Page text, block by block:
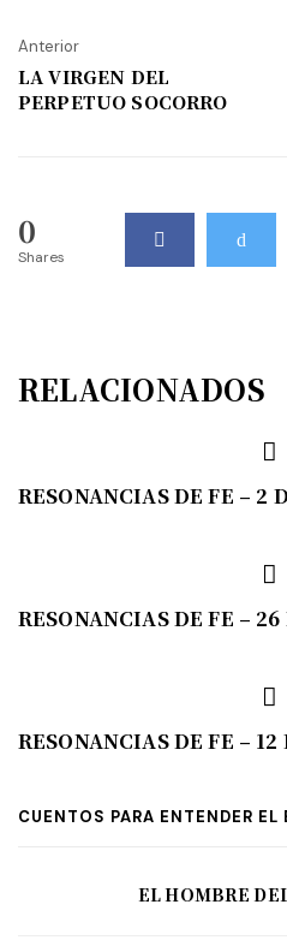
Anterior
LA VIRGEN DEL
PERPETUO SOCORRO
0
Shares
RELACIONADOS
RESONANCIAS DE FE – 2
RESONANCIAS DE FE –
RESONANCIAS DE FE –
CUENTOS PARA ENTENDER EL
EL HOMBRE